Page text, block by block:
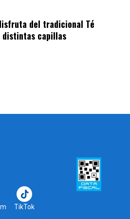
del tradicional Té
distintas capillas
TikTok